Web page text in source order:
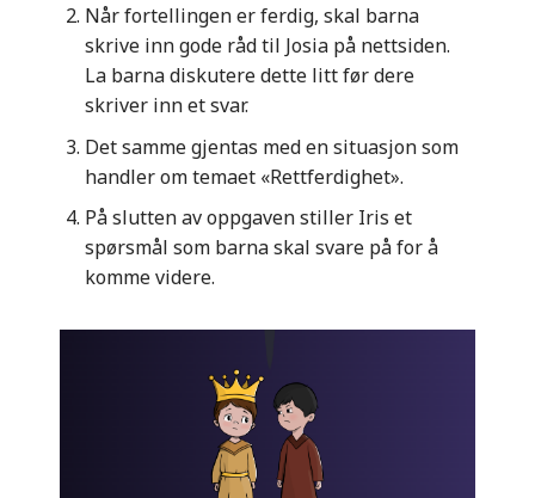
Når fortellingen er ferdig, skal barna
skrive inn gode råd til Josia på nettsiden.
La barna diskutere dette litt før dere
skriver inn et svar.
Det samme gjentas med en situasjon som
handler om temaet «Rettferdighet».
På slutten av oppgaven stiller Iris et
spørsmål som barna skal svare på for å
komme videre.